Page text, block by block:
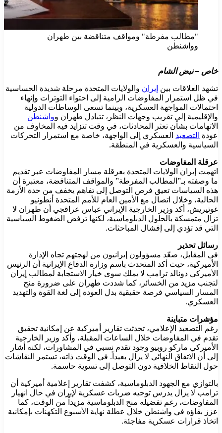
"مطالب مفرطة" ومواقف متناقضة بين طهران
وواشنطن
خاص – نبض الشام
تشهد العلاقات بين إيران والولايات المتحدة مرحلة شديدة الحساسية
في ظل استمرار المفاوضات الرامية إلى احتواء التوترات وإنهاء
احتمالات المواجهة العسكرية، وبينما تسعى الوساطات الدولية
والإقليمية إلى تقريب وجهات النظر، تتبادل طهران وواشنطن
الاتهامات بشأن تعثر المحادثات، في وقت تتزايد فيه المخاوف من
عودة التصعيد العسكري إلى الواجهة، خاصة مع استمرار التحركات
السياسية والعسكرية في المنطقة.
عرقلة المفاوضات
اتهمت إيران الولايات المتحدة بعرقلة مسار المفاوضات عبر تقديم
ما وصفته بـ”المطالب المفرطة” والمواقف المتناقضة، معتبرة أن
هذه السياسات تعيق فرص التوصل إلى تفاهم يخفف من حدة الأزمة
الحالية، وخلال اتصال مع الأمين العام للأمم المتحدة أنطونيو
غوتيريش، أكد وزير الخارجية الإيراني عباس عراقجي أن طهران لا
تزال متمسكة بالحلول الدبلوماسية، لكنها ترفض الضغوط السياسية
التي قد تؤدي إلى إفشال المباحثات.
رسائل تحذير
في المقابل، صعّد مسؤولون إيرانيون من لهجتهم تجاه الإدارة
الأميركية، حيث أكد المتحدث باسم وزارة الدفاع الإيرانية أن الرئيس
الأميركي دونالد ترامب لا يملك سوى خيار الاستجابة لمطالب إيران
لتجنب مزيد من الخسائر، كما شددت طهران على ضرورة منح
المسار السياسي فرصة حقيقية بدل العودة إلى لغة القوة والتهديد
العسكري.
مؤشرات متباينة
رغم التصعيد الإعلامي، تحدثت تقارير أميركية عن إمكانية تحقيق
تقدم في المفاوضات خلال الساعات المقبلة، وأكد وزير الخارجية
الأميركي ماركو روبيو وجود تقدم نسبي في المشاورات، لكنه أشار
إلى أن الاتفاق النهائي لا يزال بعيداً. في الوقت ذاته، تستمر النقاشات
حول النقاط الخلافية دون التوصل إلى تسوية حاسمة.
بالتوازي مع الجهود الدبلوماسية، كشفت تقارير إعلامية أميركية أن
ترامب لا يزال يدرس توجيه ضربات عسكرية لإيران في حال انهيار
المفاوضات، رغم تفضيله منح الدبلوماسية مزيداً من الوقت، كما
عزز بقاؤه في واشنطن خلال عطلة نهاية الأسبوع التكهنات بإمكانية
اتخاذ قرارات عسكرية مفاجئة.